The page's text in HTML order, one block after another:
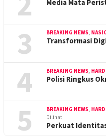
Media Mata
3 BREAKING NEWS,
Transformasi
4 BREAKING NEWS,
Polisi Ringkus
5 BREAKING NEWS,
Dilihat
Perkuat